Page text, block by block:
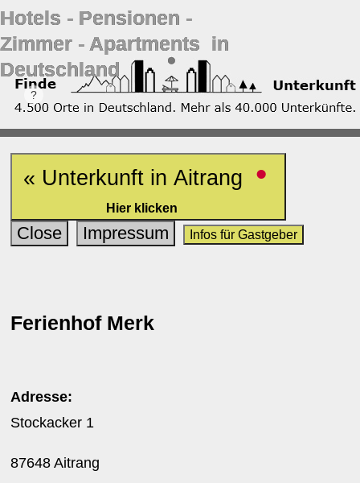
Hotels ‐ Pensionen ‐
Zimmer ‐ Apartments in
Deutschland
« Unterkunft in Aitrang •
Hier klicken
Close Impressum Infos für Gastgeber
Ferienhof Merk
Adresse:
Stockacker 1
87648 Aitrang